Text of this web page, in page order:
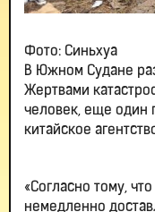
Фото: Синьхуа
В Южном Судане
Жертвами
человек, еще один
китайское
«Согласно тому,
немедленно